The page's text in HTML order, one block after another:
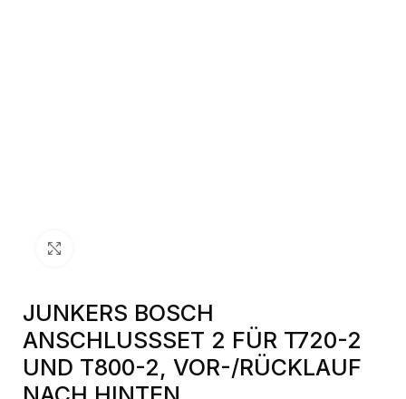
JUNKERS BOSCH
ANSCHLUSSSET 2 FÜR T720-2
UND T800-2, VOR-/RÜCKLAUF